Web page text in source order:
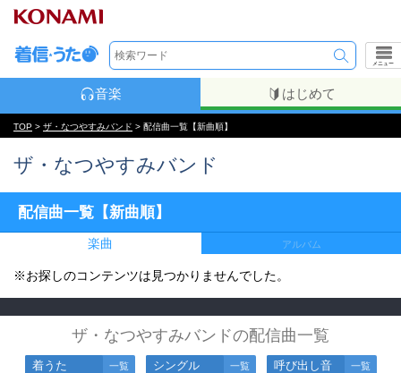
メニュー
音楽 はじめて
TOP > ザ・なつやすみバンド > 配信曲一覧【新曲順】
ザ・なつやすみバンド
配信曲一覧【新曲順】
楽曲 アルバム
※お探しのコンテンツは見つかりませんでした。
ザ・なつやすみバンドの配信曲一覧
着うた 一覧 シングル 一覧 呼び出し音 一覧